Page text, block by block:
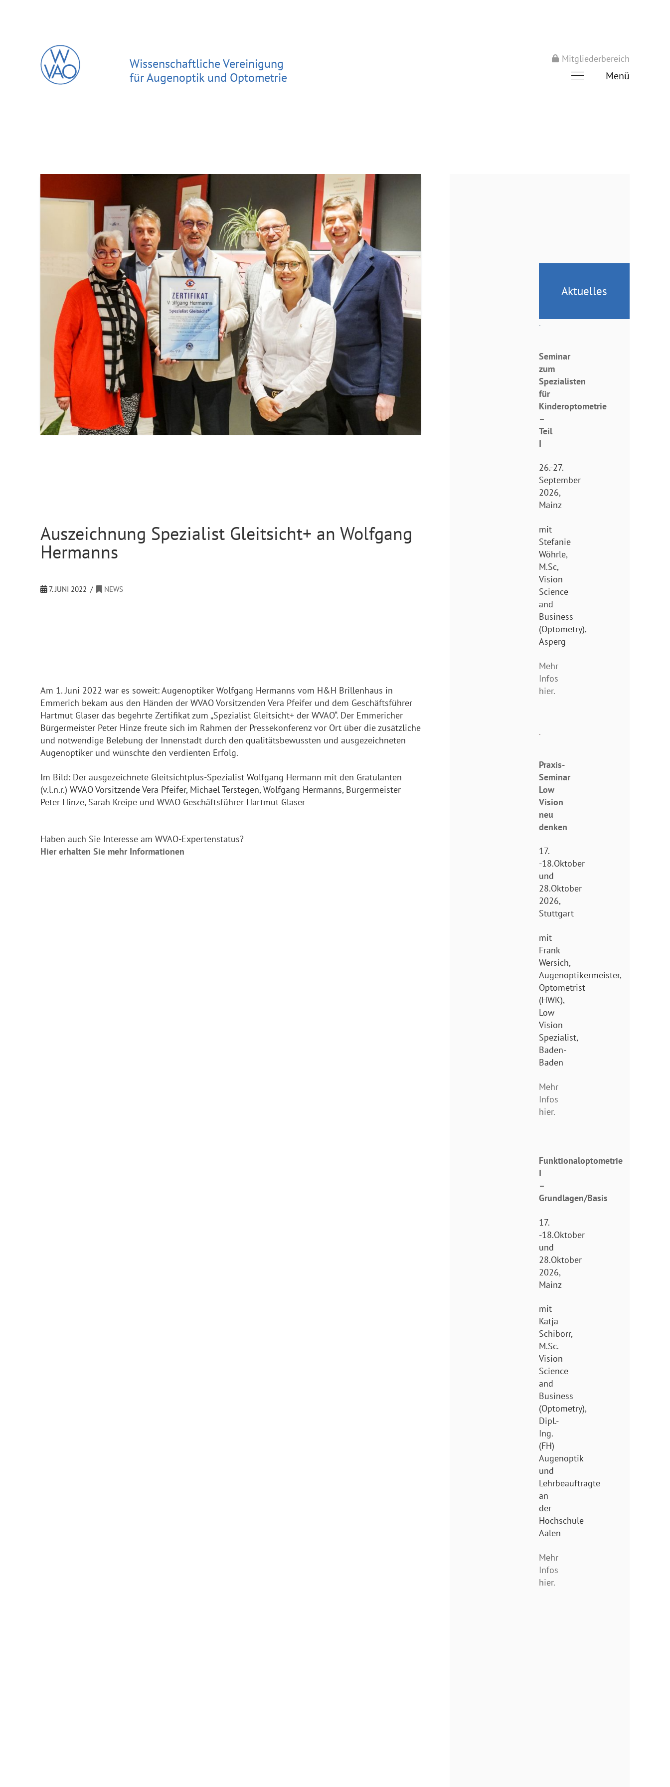
Wissenschaftliche Vereinigung
für Augenoptik und Optometrie
Mitgliederbereich
Menü
Auszeichnung Spezialist Gleitsicht+ an Wolfgang
Hermanns
7. JUNI 2022 NEWS
Am 1. Juni 2022 war es soweit: Augenoptiker Wolfgang Hermanns vom H&H Brillenhaus in
Emmerich bekam aus den Händen der WVAO Vorsitzenden Vera Pfeifer und dem Geschäftsführer
Hartmut Glaser das begehrte Zertifikat zum „Spezialist Gleitsicht+ der WVAO“. Der Emmericher
Bürgermeister Peter Hinze freute sich im Rahmen der Pressekonferenz vor Ort über die zusätzliche
und notwendige Belebung der Innenstadt durch den qualitätsbewussten und ausgezeichneten
Augenoptiker und wünschte den verdienten Erfolg.
Im Bild: Der ausgezeichnete Gleitsichtplus-Spezialist Wolfgang Hermann mit den Gratulanten
(v.l.n.r.) WVAO Vorsitzende Vera Pfeifer, Michael Terstegen, Wolfgang Hermanns, Bürgermeister
Peter Hinze, Sarah Kreipe und WVAO Geschäftsführer Hartmut Glaser
Haben auch Sie Interesse am WVAO-Expertenstatus?
Hier erhalten Sie mehr Informationen
Aktuelles
Seminar
zum
Spezialisten
für
Kinderoptometrie
–
Teil
I
26.-27.
September
2026,
Mainz
mit
Stefanie
Wöhrle,
M.Sc,
Vision
Science
and
Business
(Optometry),
Asperg
Mehr
Infos
hier.
Praxis-
Seminar
Low
Vision
neu
denken
17.
-18.Oktober
und
28.Oktober
2026,
Stuttgart
mit
Frank
Wersich,
Augenoptikermeister,
Optometrist
(HWK),
Low
Vision
Spezialist,
Baden-
Baden
Mehr
Infos
hier.
Funktionaloptometrie
I
–
Grundlagen/Basis
17.
-18.Oktober
und
28.Oktober
2026,
Mainz
mit
Katja
Schiborr,
M.Sc.
Vision
Science
and
Business
(Optometry),
Dipl.-
Ing.
(FH)
Augenoptik
und
Lehrbeauftragte
an
der
Hochschule
Aalen
Mehr
Infos
hier.